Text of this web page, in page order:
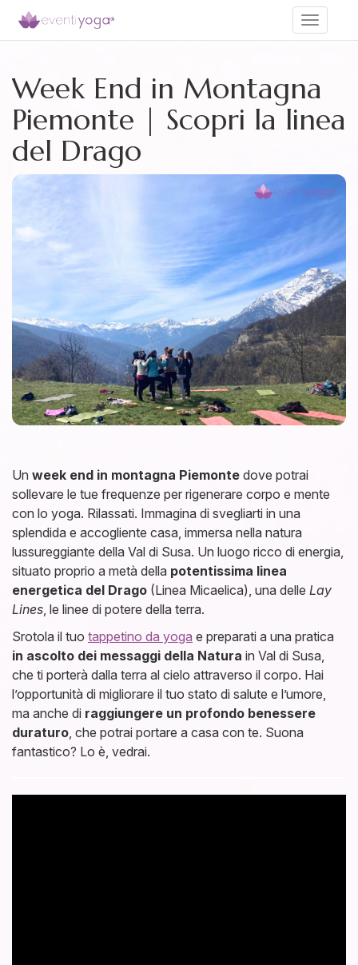
Toggle
Week End in Montagna
Piemonte | Scopri la linea
del Drago
Un week end in montagna Piemonte dove potrai
sollevare le tue frequenze per rigenerare corpo e mente
con lo yoga. Rilassati. Immagina di svegliarti in una
splendida e accogliente casa, immersa nella natura
lussureggiante della Val di Susa. Un luogo ricco di energia,
situato proprio a metà della potentissima linea
energetica del Drago (Linea Micaelica), una delle Lay
Lines , le linee di potere della terra.
Srotola il tuo tappetino da yoga e preparati a una pratica
in ascolto dei messaggi della Natura in Val di Susa,
che ti porterà dalla terra al cielo attraverso il corpo. Hai
l’opportunità di migliorare il tuo stato di salute e l’umore,
ma anche di raggiungere un profondo benessere
duraturo , che potrai portare a casa con te. Suona
fantastico? Lo è, vedrai.